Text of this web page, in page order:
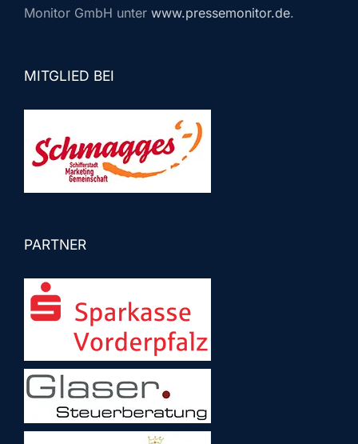
Monitor GmbH unter www.pressemonitor.de.
MITGLIED BEI
PARTNER